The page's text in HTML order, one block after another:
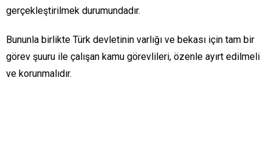
gerçekleştirilmek durumundadır.
Bununla birlikte Türk devletinin varlığı ve bekası için tam bir
görev şuuru ile çalışan kamu görevlileri, özenle ayırt edilmeli
ve korunmalıdır.